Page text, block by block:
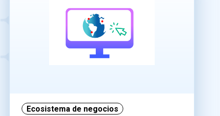
Ecosistema de negocios